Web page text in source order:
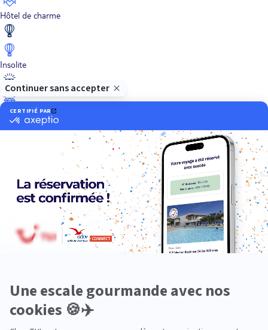
Hôtel de charme
Insolite
Luxe
Premium